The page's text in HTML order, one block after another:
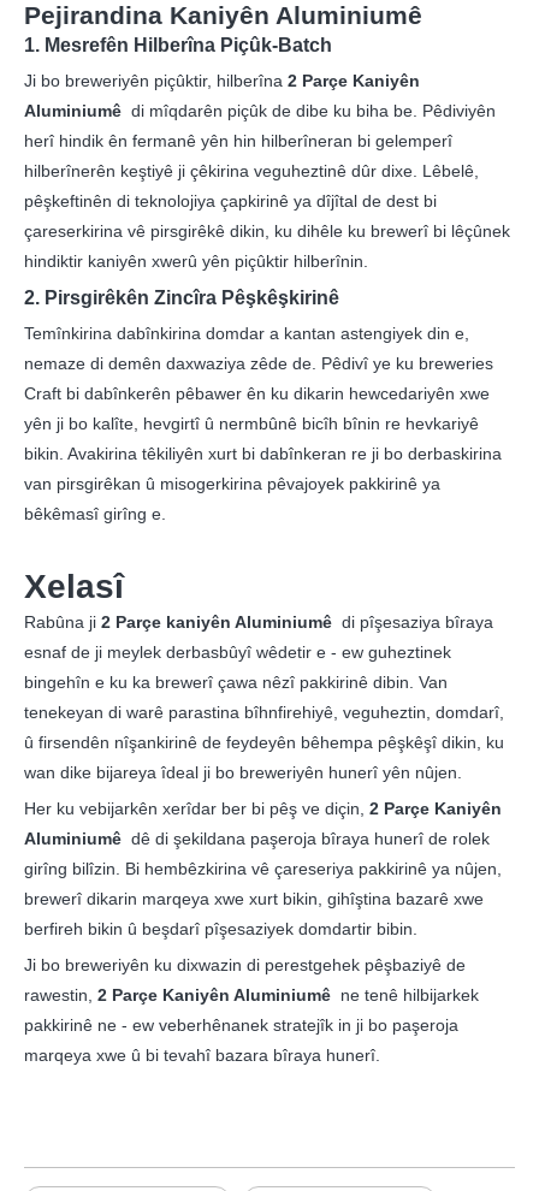
Pejirandina Kaniyên Aluminiumê
1. Mesrefên Hilberîna Piçûk-Batch
Ji bo breweriyên piçûktir, hilberîna 2 Parçe Kaniyên
Aluminiumê di mîqdarên piçûk de dibe ku biha be. Pêdiviyên
herî hindik ên fermanê yên hin hilberîneran bi gelemperî
hilberînerên keştiyê ji çêkirina veguheztinê dûr dixe. Lêbelê,
pêşkeftinên di teknolojiya çapkirinê ya dîjîtal de dest bi
çareserkirina vê pirsgirêkê dikin, ku dihêle ku brewerî bi lêçûnek
hindiktir kaniyên xwerû yên piçûktir hilberînin.
2. Pirsgirêkên Zincîra Pêşkêşkirinê
Temînkirina dabînkirina domdar a kantan astengiyek din e,
nemaze di demên daxwaziya zêde de. Pêdivî ye ku breweries
Craft bi dabînkerên pêbawer ên ku dikarin hewcedariyên xwe
yên ji bo kalîte, hevgirtî û nermbûnê bicîh bînin re hevkariyê
bikin. Avakirina têkiliyên xurt bi dabînkeran re ji bo derbaskirina
van pirsgirêkan û misogerkirina pêvajoyek pakkirinê ya
bêkêmasî girîng e.
Xelasî
Rabûna ji 2 Parçe kaniyên Aluminiumê di pîşesaziya bîraya
esnaf de ji meylek derbasbûyî wêdetir e - ew guheztinek
bingehîn e ku ka brewerî çawa nêzî pakkirinê dibin. Van
tenekeyan di warê parastina bîhnfirehiyê, veguheztin, domdarî,
û firsendên nîşankirinê de feydeyên bêhempa pêşkêşî dikin, ku
wan dike bijareya îdeal ji bo breweriyên hunerî yên nûjen.
Her ku vebijarkên xerîdar ber bi pêş ve diçin, 2 Parçe Kaniyên
Aluminiumê dê di şekildana paşeroja bîraya hunerî de rolek
girîng bilîzin. Bi hembêzkirina vê çareseriya pakkirinê ya nûjen,
brewerî dikarin marqeya xwe xurt bikin, gihîştina bazarê xwe
berfireh bikin û beşdarî pîşesaziyek domdartir bibin.
Ji bo breweriyên ku dixwazin di perestgehek pêşbaziyê de
rawestin, 2 Parçe Kaniyên Aluminiumê ne tenê hilbijarkek
pakkirinê ne - ew veberhênanek stratejîk in ji bo paşeroja
marqeya xwe û bi tevahî bazara bîraya hunerî.